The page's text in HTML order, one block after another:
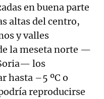
en buena parte
altas del centro,
y valles
la meseta norte —
los
hasta –5 ºC o
reproducirse